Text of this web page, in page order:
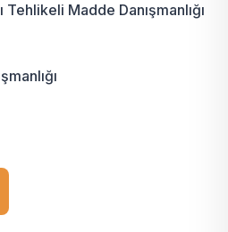
Tehlikeli Madde Danışmanlığı